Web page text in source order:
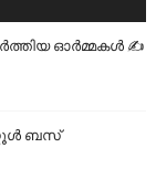
ഓർമ്മകൾ ✍️
ബസ്